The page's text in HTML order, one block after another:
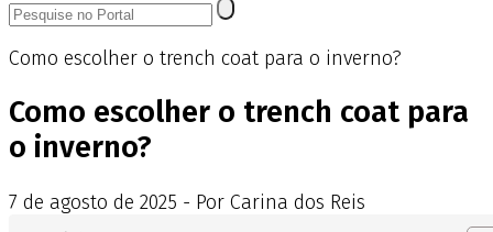
Como escolher o trench coat para o inverno?
Como escolher o trench coat para
o inverno?
7 de agosto de 2025 - Por Carina dos Reis